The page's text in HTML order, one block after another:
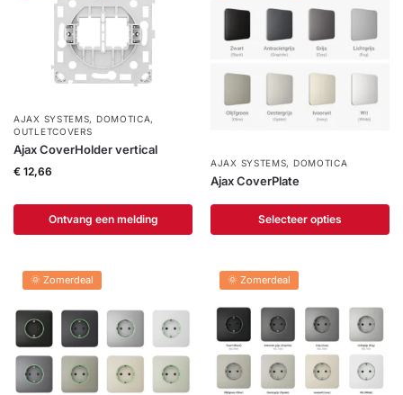
AJAX SYSTEMS, DOMOTICA,
OUTLETCOVERS
Ajax CoverHolder vertical
€ 12,66
Ontvang een melding
AJAX SYSTEMS, DOMOTICA
Ajax CoverPlate
Selecteer opties
🌞 Zomerdeal 🌞 Zomerdeal